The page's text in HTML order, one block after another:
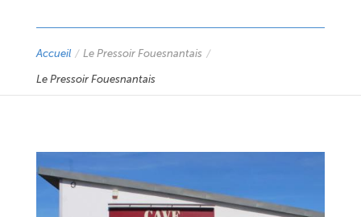
Accueil / Le Pressoir Fouesnantais /
Le Pressoir Fouesnantais